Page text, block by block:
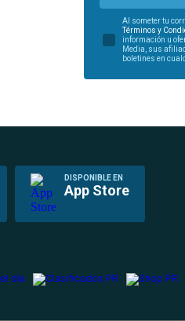
Al someter tu
Términos y
información u
Media, sus
boletines en
DISPONIBLE EN
App Store